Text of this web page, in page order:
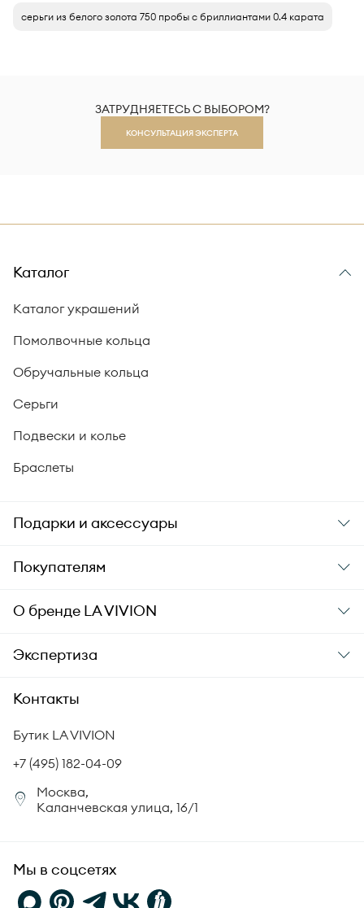
серьги из белого золота 750 пробы с бриллиантами 0.4 карата
ЗАТРУДНЯЕТЕСЬ С ВЫБОРОМ?
КОНСУЛЬТАЦИЯ ЭКСПЕРТА
Каталог
Каталог украшений
Помолвочные кольца
Обручальные кольца
Серьги
Подвески и колье
Браслеты
Подарки и аксессуары
Подарки
Уход за украшениями
Аксессуары
Покупателям
Заказ и оплата
Гарантия подлинности
Комплект документов
Политика возврата
Сертификация бриллиантов
Юридическая информация
О бренде LA VIVION
О компании
СМИ о нас
Корпоративный портал
Экспертиза
Академия LA VIVION
Статьи
Контакты
Бутик LA VIVION
+7 (495) 182-04-09
Москва,
Каланчевская улица, 16/1
Мы в соцсетях